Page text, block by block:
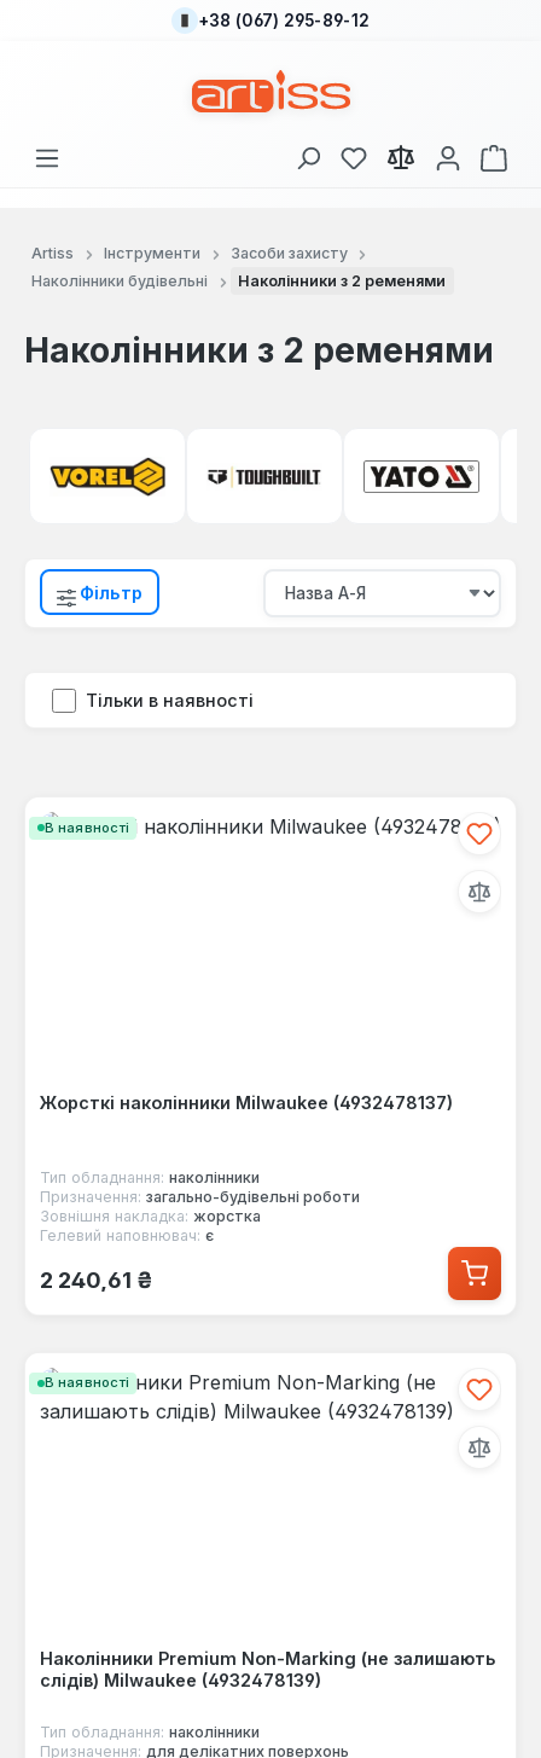
Перейти до основного вмісту
+38 (067) 295-89-12
У вас є 0 у списку
Artiss Інструменти
Засоби захисту
Наколінники будівельні
Наколінники з 2 ременями
Наколінники з 2 ременями
Фільтр
Тільки в наявності
В наявності
Жорсткі наколінники Milwaukee (4932478137)
Тип обладнання: наколінники
Призначення: загально-будівельні роботи
Зовнішня накладка: жорстка
Гелевий наповнювач: є
Звичайна ціна:
2 240,61 ₴
В наявності
Наколінники Premium Non-Marking (не залишають
слідів) Milwaukee (4932478139)
Тип обладнання: наколінники
Призначення: для делікатних поверхонь